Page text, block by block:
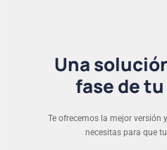
Una
fase de
Te ofrecemos la mejor versión
necesitas para que